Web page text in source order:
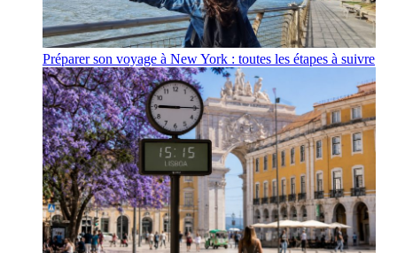
Préparer son voyage à New York : toutes les étapes à suivre